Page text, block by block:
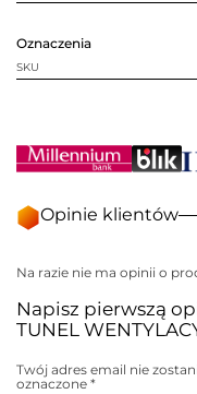
Oznaczenia
SKU
Opinie klientów
Na razie nie ma opinii o
Napisz pierwszą
TUNEL
Twój adres email nie
oznaczone *